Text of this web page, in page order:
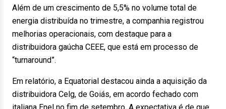
Além de um crescimento de 5,5% no volume total de
energia distribuída no trimestre, a companhia registrou
melhorias operacionais, com destaque para a
distribuidora gaúcha CEEE, que está em processo de
“turnaround”.
Em relatório, a Equatorial destacou ainda a aquisição da
distribuidora Celg, de Goiás, em acordo fechado com